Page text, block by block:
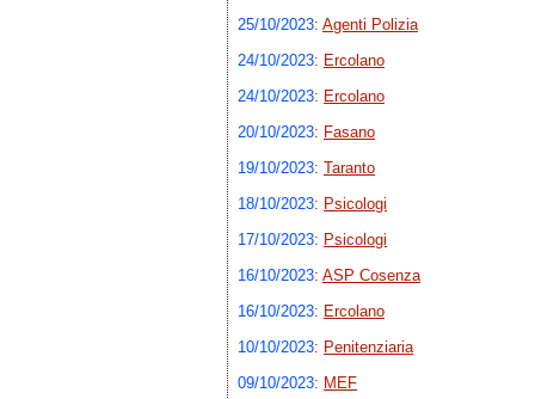
25/10/2023: Agenti Polizia
24/10/2023: Ercolano
24/10/2023: Ercolano
20/10/2023: Fasano
19/10/2023: Taranto
18/10/2023: Psicologi
17/10/2023: Psicologi
16/10/2023: ASP Cosenza
16/10/2023: Ercolano
10/10/2023: Penitenziaria
09/10/2023: MEF